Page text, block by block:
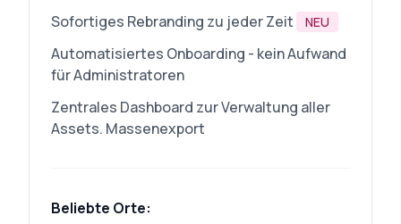
Sofortiges Rebranding zu jeder Zeit NEU
Automatisiertes Onboarding - kein Aufwand
für Administratoren
Zentrales Dashboard zur Verwaltung aller
Assets. Massenexport
Beliebte Orte: